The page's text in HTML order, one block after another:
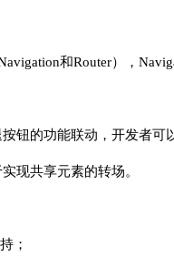
和Router），
钮的功能联动，开发者可
现共享元素的转场。
；